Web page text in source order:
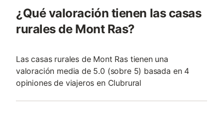
¿Qué valoración tienen las casas
rurales de Mont Ras?
Las casas rurales de Mont Ras tienen una
valoración media de 5.0 (sobre 5) basada en 4
opiniones de viajeros en Clubrural